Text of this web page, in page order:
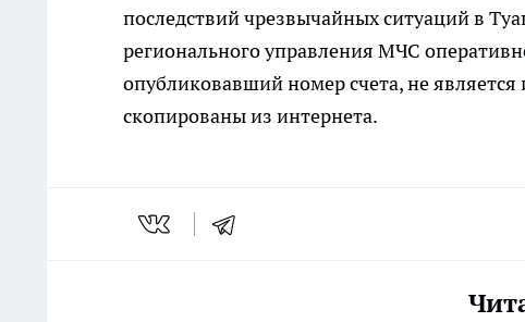
последствий чрезвычайных ситуаций в
регионального управления МЧС
опубликовавший номер счета, не
скопированы из интернета.